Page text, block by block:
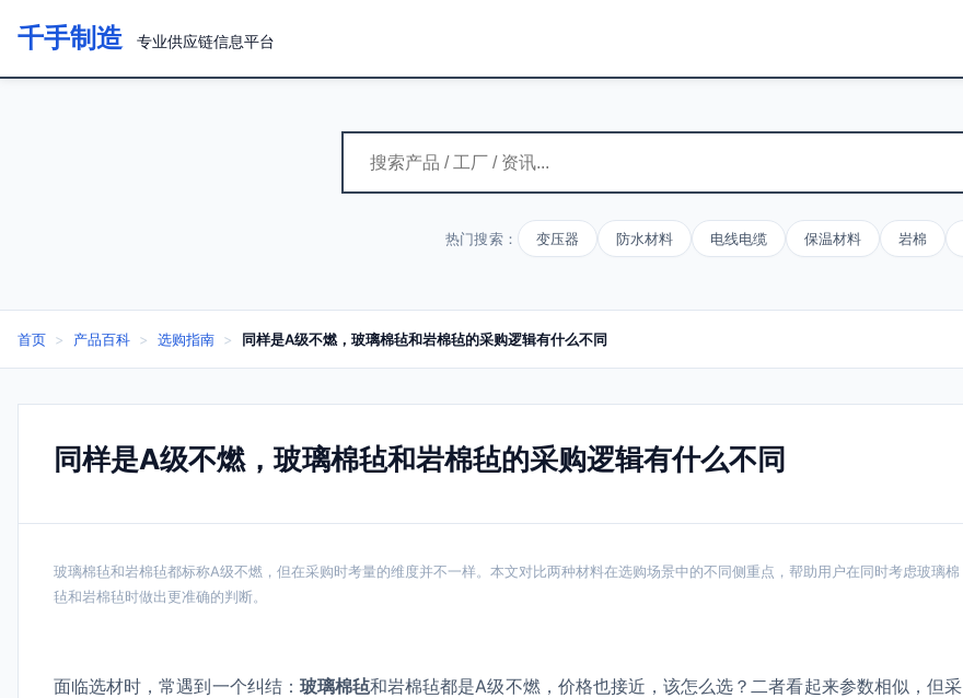
千手制造 专业供应链信息平台
热门搜索： 变压器 防水材料 电线电缆 保温材料 岩棉
首页 > 产品百科 > 选购指南 > 同样是A级不燃，玻璃棉毡和岩棉毡的采购逻辑有什么不同
同样是A级不燃，玻璃棉毡和岩棉毡的采购逻辑有什么不同
玻璃棉毡和岩棉毡都标称A级不燃，但在采购时考量的维度并不一样。本文对比两种材料在选购场景中的不同侧重点，帮助用户在同时考虑玻璃棉
毡和岩棉毡时做出更准确的判断。
面临选材时，常遇到一个纠结： 玻璃棉毡和岩棉毡都是A级不燃，价格也接近，该怎么选？二者看起来参数相似，但采